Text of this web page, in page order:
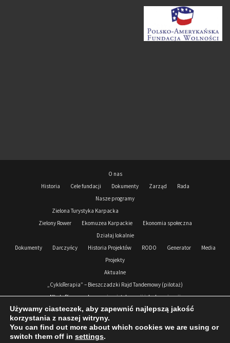
O nas
Historia
Cele fundacji Dokumenty Zarząd
Rada
Nasze programy
Zielona Turystyka Karpacka
Zielony Rower
Ekomuzea Karpackie
Ekonomia społeczna
Działaj lokalnie
Dokumenty
Darczyńcy Historia Projektów RODO Generator
Media
Projekty
Aktualne
„CykloTerapia” – Bieszczadzki Rajd Tandemowy (pilotaż)
Młode Bieszczady przeciw nietolerancji i dyskryminacji
Podkarpacki Korpus Solidarności 2024-2026
Zrealizowane
Podkarpacki Korpus Solidarności 2021- 2023
Używamy ciasteczek, aby zapewnić najlepszą jakość
korzystania z naszej witryny.
You can find out more about which cookies we are using or
switch them off in settings.